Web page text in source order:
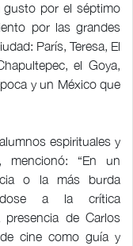
gusto por el séptimo
por las grandes
París, Teresa, El
el Goya,
y un México que
espirituales y
mencionó: “En un
o la más burda
a la crítica
presencia de Carlos
cine como guía y